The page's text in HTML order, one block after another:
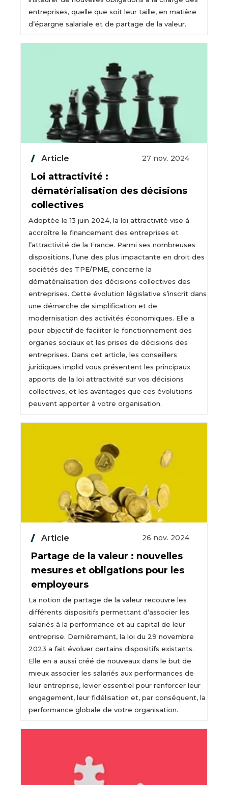
entreprises, quelle que soit leur taille, en matière
d’épargne salariale et de partage de la valeur.
Article 27 nov. 2024
Loi attractivité :
dématérialisation des décisions
collectives
Adoptée le 13 juin 2024, la loi attractivité vise à
accroître le financement des entreprises et
l’attractivité de la France. Parmi ses nombreuses
dispositions, l’une des plus impactante en droit des
sociétés des TPE/PME, concerne la
dématérialisation des décisions collectives des
entreprises. Cette évolution législative s’inscrit dans
une démarche de simplification et de
modernisation des activités économiques. Elle a
pour objectif de faciliter le fonctionnement des
organes sociaux et les prises de décisions des
entreprises. Dans cet article, les conseillers
juridiques implid vous présentent les principaux
apports de la loi attractivité sur vos décisions
collectives, et les avantages que ces évolutions
peuvent apporter à votre organisation.
Article 26 nov. 2024
Partage de la valeur : nouvelles
mesures et obligations pour les
employeurs
La notion de partage de la valeur recouvre les
différents dispositifs permettant d’associer les
salariés à la performance et au capital de leur
entreprise. Dernièrement, la loi du 29 novembre
2023 a fait évoluer certains dispositifs existants.
Elle en a aussi créé de nouveaux dans le but de
mieux associer les salariés aux performances de
leur entreprise, levier essentiel pour renforcer leur
engagement, leur fidélisation et, par conséquent, la
performance globale de votre organisation.